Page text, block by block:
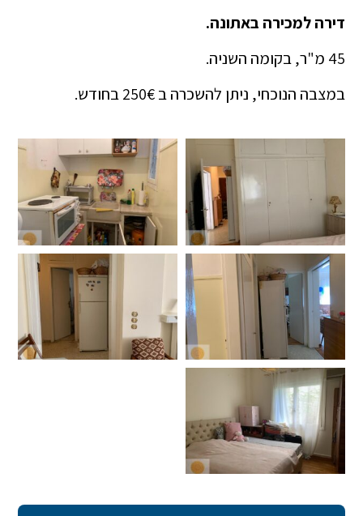
דירה למכירה באתונה.
45 מ"ר, בקומה השניה.
במצבה הנוכחי, ניתן להשכרה ב 250€ בחודש.